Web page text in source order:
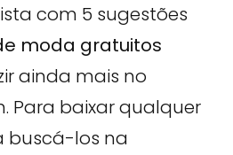
com 5 sugestões
moda gratuitos
ainda mais no
Para baixar qualquer
buscá-los na